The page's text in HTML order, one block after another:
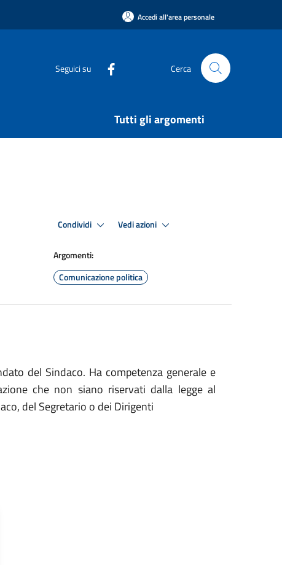
Accedi all'area personale
Seguici su Cerca
Tutti gli argomenti
Condividi Vedi azioni
Argomenti:
Comunicazione politica
del Sindaco. Ha competenza generale e
che non siano riservati dalla legge al
del Segretario o dei Dirigenti